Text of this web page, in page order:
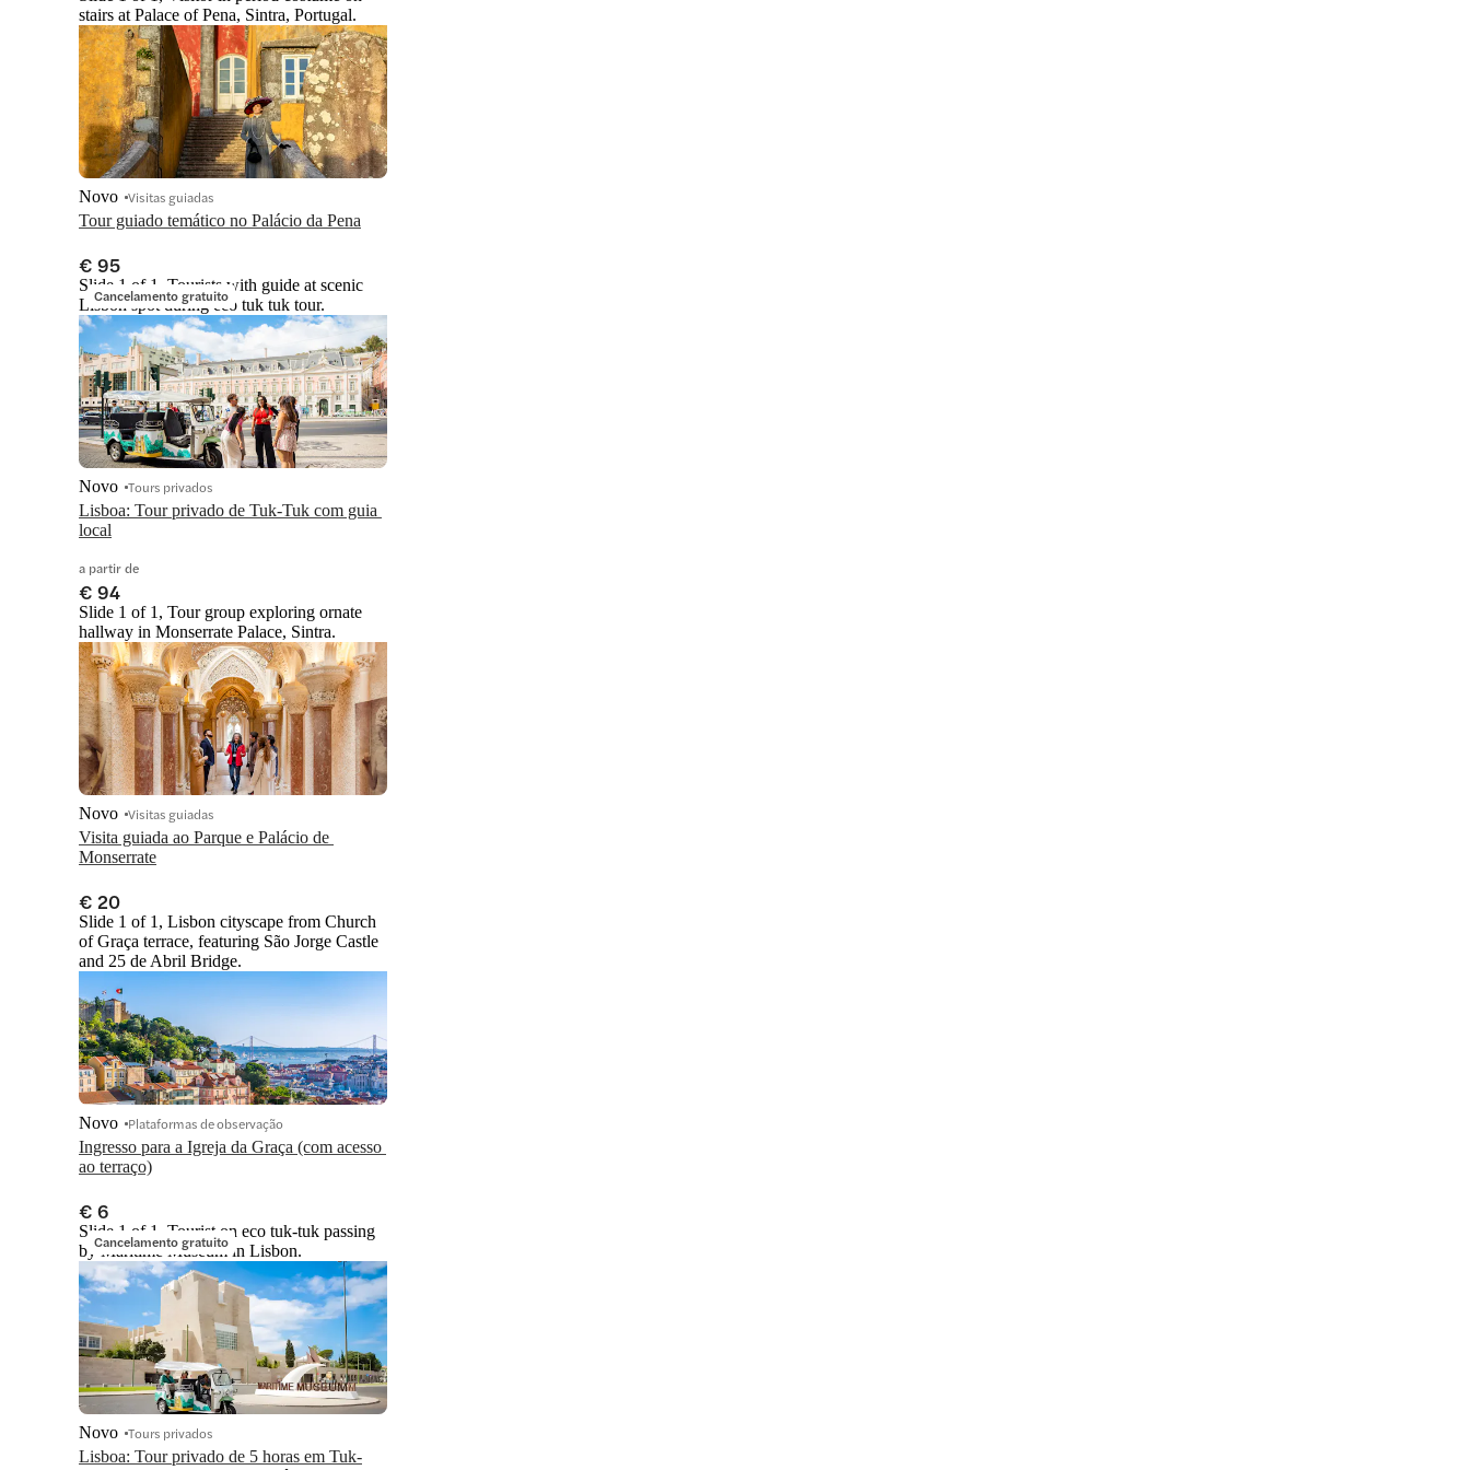
stairs at Palace of Pena, Sintra, Portugal.
Tour guiado temático no Palácio da Pena
Novo Visitas guiadas
€ 95
Cancelamento gratuito
Slide 1 of 1, Tourists with guide at scenic
Lisbon spot during eco tuk tuk tour.
Lisboa: Tour privado de Tuk-Tuk com guia
local
Novo Tours privados
a partir de
€ 94
Slide 1 of 1, Tour group exploring ornate
hallway in Monserrate Palace, Sintra.
Visita guiada ao Parque e Palácio de
Monserrate
Novo Visitas guiadas
€ 20
Slide 1 of 1, Lisbon cityscape from Church
of Graça terrace, featuring São Jorge Castle
and 25 de Abril Bridge.
Ingresso para a Igreja da Graça (com acesso
ao terraço)
Novo Plataformas de observação
€ 6
Cancelamento gratuito
Slide 1 of 1, Tourist on eco tuk-tuk passing
by Maritime Museum in Lisbon.
Lisboa: Tour privado de 5 horas em Tuk-
Novo Tours privados